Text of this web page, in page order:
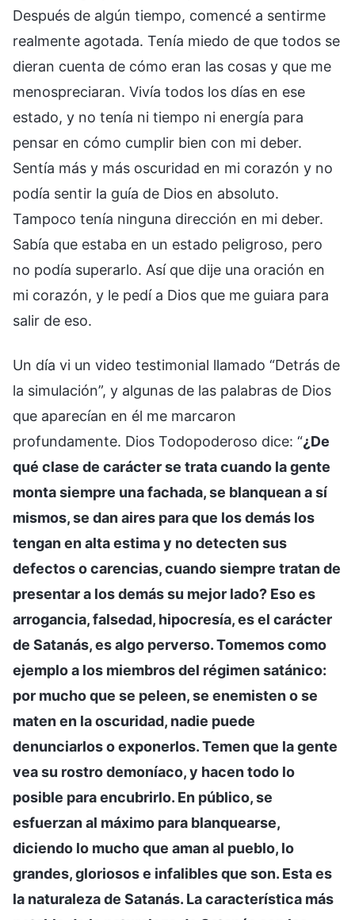
Después de algún tiempo, comencé a sentirme
realmente agotada. Tenía miedo de que todos se
dieran cuenta de cómo eran las cosas y que me
menospreciaran. Vivía todos los días en ese
estado, y no tenía ni tiempo ni energía para
pensar en cómo cumplir bien con mi deber.
Sentía más y más oscuridad en mi corazón y no
podía sentir la guía de Dios en absoluto.
Tampoco tenía ninguna dirección en mi deber.
Sabía que estaba en un estado peligroso, pero
no podía superarlo. Así que dije una oración en
mi corazón, y le pedí a Dios que me guiara para
salir de eso.
Un día vi un video testimonial llamado “Detrás de
la simulación”, y algunas de las palabras de Dios
que aparecían en él me marcaron
profundamente. Dios Todopoderoso dice: “¿De
qué clase de carácter se trata cuando la gente
monta siempre una fachada, se blanquean a sí
mismos, se dan aires para que los demás los
tengan en alta estima y no detecten sus
defectos o carencias, cuando siempre tratan de
presentar a los demás su mejor lado? Eso es
arrogancia, falsedad, hipocresía, es el carácter
de Satanás, es algo perverso. Tomemos como
ejemplo a los miembros del régimen satánico:
por mucho que se peleen, se enemisten o se
maten en la oscuridad, nadie puede
denunciarlos o exponerlos. Temen que la gente
vea su rostro demoníaco, y hacen todo lo
posible para encubrirlo. En público, se
esfuerzan al máximo para blanquearse,
diciendo lo mucho que aman al pueblo, lo
grandes, gloriosos e infalibles que son. Esta es
la naturaleza de Satanás. La característica más